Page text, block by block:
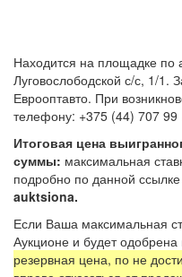
Находится на площадке по
Луговослободской с/с, 1/1.
Еврооптавто. При
телефону: +375 (44) 707 99
Итоговая цена
суммы: максимальная
подробно по данной
auktsiona.
Если Ваша максимальная
Аукционе и будет
резервная цена, по не